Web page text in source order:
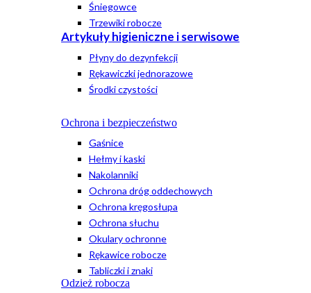
Śniegowce
Trzewiki robocze
Artykuły higieniczne i serwisowe
Płyny do dezynfekcji
Rękawiczki jednorazowe
Środki czystości
Ochrona i bezpieczeństwo
Gaśnice
Hełmy i kaski
Nakolanniki
Ochrona dróg oddechowych
Ochrona kręgosłupa
Ochrona słuchu
Okulary ochronne
Rękawice robocze
Tabliczki i znaki
Odzież robocza